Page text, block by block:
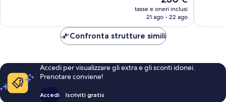
prezzo
attuale
230 €
tasse e oneri inclusi
21 ago - 22 ago
Confronta strutture simili
Accedi per visualizzare gli extra e gli sconti idonei.
Prenotare conviene!
Accedi Iscriviti gratis